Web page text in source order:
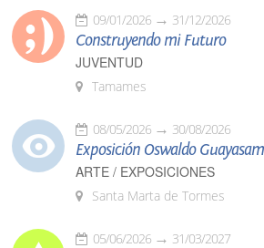
09/01/2026 31/12/2026
Construyendo mi Futuro
JUVENTUD
Tamames
08/05/2026 30/08/2026
Exposición Oswaldo
ARTE / EXPOSICIONES
Santa Marta de Tormes
05/06/2026 31/03/2027